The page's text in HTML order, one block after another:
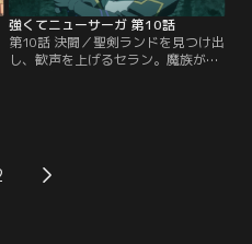
強くてニューサーガ 第10話
第10話 決闘／聖剣ランドを見つけ出
し、歓声を上げるセラン。魔族がそ
ツノと聖剣を賭けて3日後に決闘を
しようと申し出る。大使館に戻った